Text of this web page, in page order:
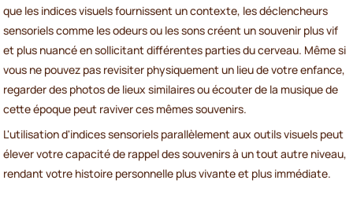
que les indices visuels fournissent un contexte, les déclencheurs
sensoriels comme les odeurs ou les sons créent un souvenir plus vif
et plus nuancé en sollicitant différentes parties du cerveau. Même si
vous ne pouvez pas revisiter physiquement un lieu de votre enfance,
regarder des photos de lieux similaires ou écouter de la musique de
cette époque peut raviver ces mêmes souvenirs.
L'utilisation d'indices sensoriels parallèlement aux outils visuels peut
élever votre capacité de rappel des souvenirs à un tout autre niveau,
rendant votre histoire personnelle plus vivante et plus immédiate.